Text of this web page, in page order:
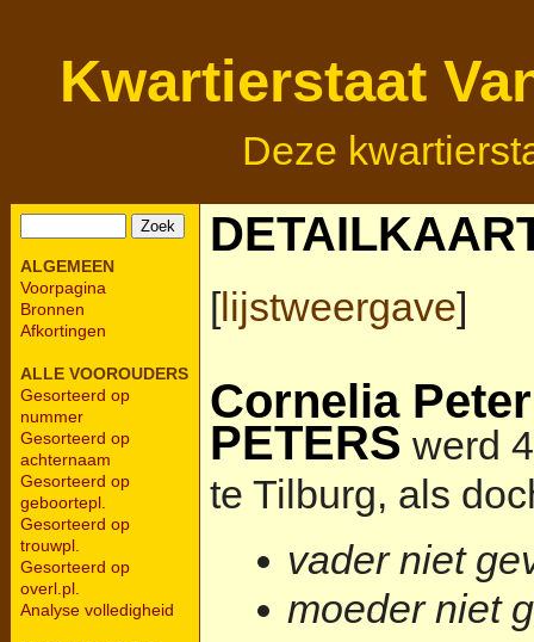
Kwartierstaat
Deze
ALGEMEEN
Voorpagina
Bronnen
Afkortingen
ALLE VOOROUDERS
Gesorteerd op
nummer
Gesorteerd op
achternaam
Gesorteerd op
geboortepl.
Gesorteerd op
trouwpl.
Gesorteerd op
overl.pl.
Analyse volledigheid
[lijstweergave]
Cornelia
PETERS werd
te Tilburg, als
vader niet
moeder niet